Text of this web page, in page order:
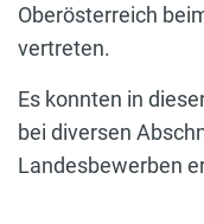
Oberösterreich
vertreten.
Es konnten in
bei diversen
Landesbewerben